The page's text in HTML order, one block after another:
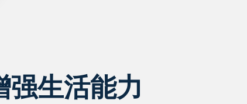
强生活能力